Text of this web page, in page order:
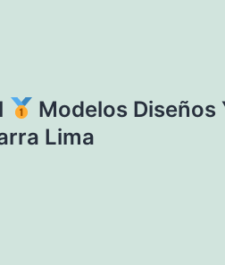
Modelos Diseños
Lima